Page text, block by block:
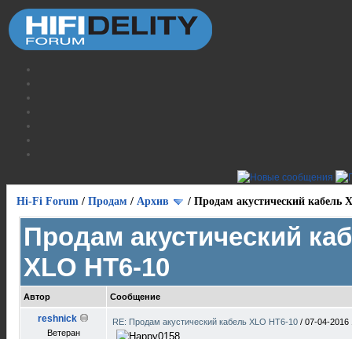
Hi-Fi Forum / Продам / Архив / Продам акустический кабель
Продам акустический
XLO HT6-10
Автор Сообщение
reshnick
Ветеран
RE: Продам акустический кабель XLO HT6-10 / 07-04-2016